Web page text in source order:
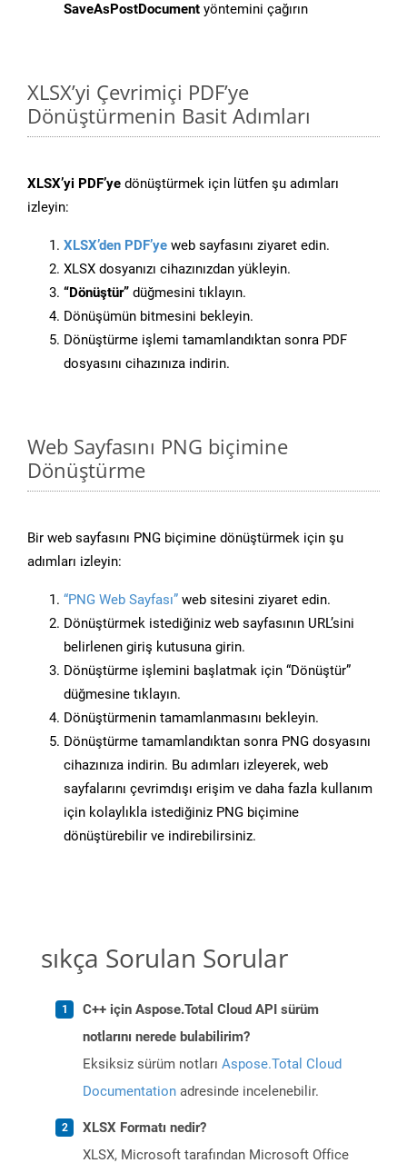
SaveAsPostDocument yöntemini çağırın
XLSX’yi Çevrimiçi PDF’ye
Dönüştürmenin Basit Adımları
XLSX’yi PDF’ye dönüştürmek için lütfen şu adımları
izleyin:
XLSX’den PDF’ye web sayfasını ziyaret edin.
XLSX dosyanızı cihazınızdan yükleyin.
“Dönüştür” düğmesini tıklayın.
Dönüşümün bitmesini bekleyin.
Dönüştürme işlemi tamamlandıktan sonra PDF
dosyasını cihazınıza indirin.
Web Sayfasını PNG biçimine
Dönüştürme
Bir web sayfasını PNG biçimine dönüştürmek için şu
adımları izleyin:
“PNG Web Sayfası” web sitesini ziyaret edin.
Dönüştürmek istediğiniz web sayfasının URL’sini
belirlenen giriş kutusuna girin.
Dönüştürme işlemini başlatmak için “Dönüştür”
düğmesine tıklayın.
Dönüştürmenin tamamlanmasını bekleyin.
Dönüştürme tamamlandıktan sonra PNG dosyasını
cihazınıza indirin. Bu adımları izleyerek, web
sayfalarını çevrimdışı erişim ve daha fazla kullanım
için kolaylıkla istediğiniz PNG biçimine
dönüştürebilir ve indirebilirsiniz.
sıkça Sorulan Sorular
C++ için Aspose.Total Cloud API sürüm
notlarını nerede bulabilirim?
Eksiksiz sürüm notları Aspose.Total Cloud
Documentation adresinde incelenebilir.
XLSX Formatı nedir?
XLSX, Microsoft tarafından Microsoft Office